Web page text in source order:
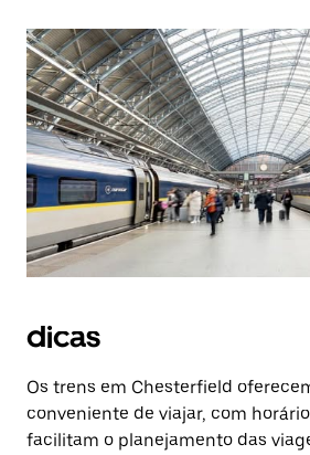
dicas
Os trens em Chesterfield
conveniente de viajar, com
facilitam o planejamento das